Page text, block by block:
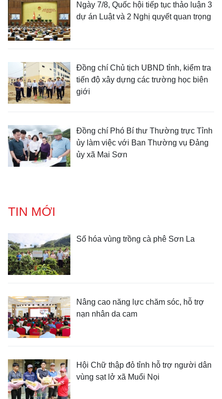
Ngày 7/8, Quốc hội tiếp tục thảo luận 3
dự án Luật và 2 Nghị quyết quan trọng
Đồng chí Chủ tịch UBND tỉnh, kiểm tra
tiến độ xây dựng các trường học biên
giới
Đồng chí Phó Bí thư Thường trực Tỉnh
ủy làm việc với Ban Thường vụ Đảng
ủy xã Mai Sơn
TIN MỚI
Số hóa vùng trồng cà phê Sơn La
Nâng cao năng lực chăm sóc, hỗ trợ
nạn nhân da cam
Hội Chữ thập đỏ tỉnh hỗ trợ người dân
vùng sạt lở xã Muổi Nọi